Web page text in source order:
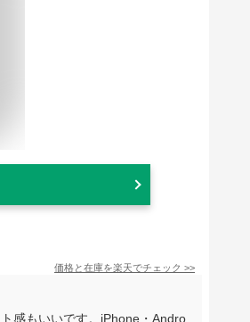
価格と在庫を楽天でチェック >>
感もいいです。iPhone・Andro